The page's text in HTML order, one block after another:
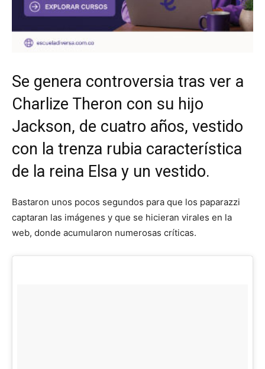
Se genera controversia tras ver a
Charlize Theron con su hijo
Jackson, de cuatro años, vestido
con la trenza rubia característica
de la reina Elsa y un vestido.
Bastaron unos pocos segundos para que los paparazzi
captaran las imágenes y que se hicieran virales en la
web, donde acumularon numerosas críticas.